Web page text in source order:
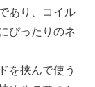
あり、コイル
ぴったりのネ
を挟んで使う